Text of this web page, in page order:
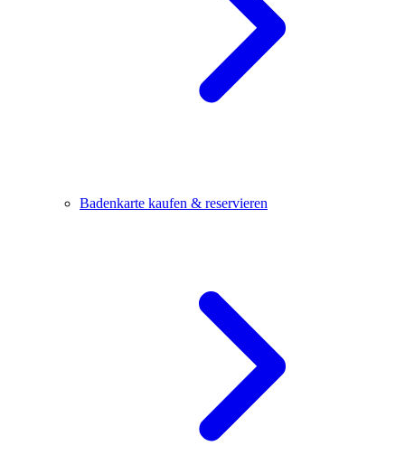
Badenkarte kaufen & reservieren